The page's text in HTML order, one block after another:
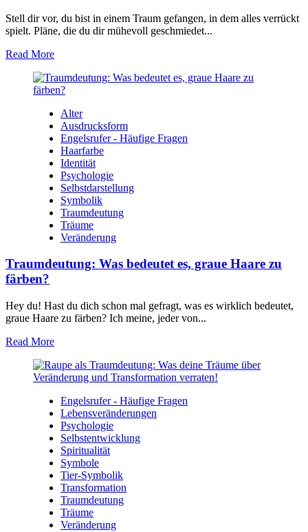
Stell dir vor, du ⁣bist ‍in einem Traum ⁢gefangen, ‍in dem alles ⁣verrückt
spielt. Pläne, die du dir ‍mühevoll geschmiedet...
Read More
Alter
Ausdrucksform
Engelsrufer - Häufige Fragen
Haarfarbe
Identität
Psychologie
Selbstdarstellung
Symbolik
Traumdeutung
Träume
Veränderung
Traumdeutung: Was bedeutet es, graue Haare zu
färben?
Hey‍ du! Hast du dich schon mal gefragt, ‌was es​ wirklich‌ bedeutet,
graue Haare ⁤zu färben? Ich ‍meine, jeder von...
Read More
Engelsrufer - Häufige Fragen
Lebensveränderungen
Psychologie
Selbstentwicklung
Spiritualität
Symbole
Tier-Symbolik
Transformation
Traumdeutung
Träume
Veränderung